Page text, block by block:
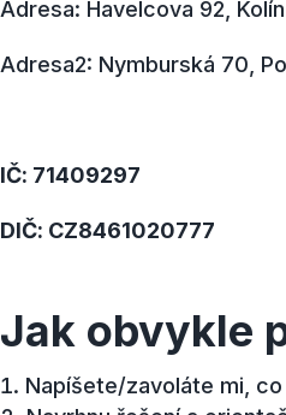
Adresa: Havelcova 92, Kolín
Adresa2: Nymburská 70,
IČ: 71409297
DIČ: CZ8461020777
Jak obvykle
Napíšete/zavoláte mi,